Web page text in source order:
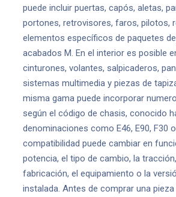
puede incluir puertas, capós, aletas,
portones, retrovisores, faros, pilotos,
elementos específicos de paquetes
acabados M. En el interior es posible
cinturones, volantes, salpicaderos,
sistemas multimedia y piezas de
misma gama puede incorporar
según el código de chasis, conocido
denominaciones como E46, E90, F30
compatibilidad puede cambiar en
potencia, el tipo de cambio, la
fabricación, el equipamiento o la
instalada. Antes de comprar una pieza